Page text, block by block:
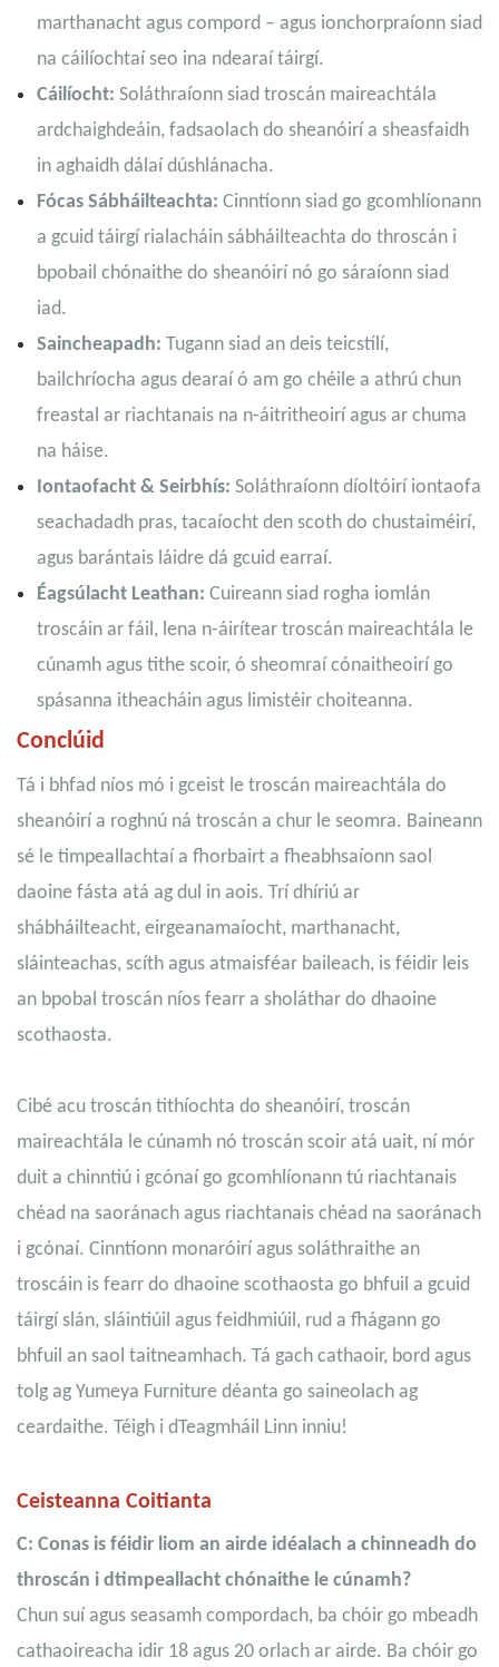
marthanacht agus compord – agus ionchorpraíonn siad
na cáilíochtaí seo ina ndearaí táirgí.
Cáilíocht: Soláthraíonn siad troscán maireachtála
ardchaighdeáin, fadsaolach do sheanóirí a sheasfaidh
in aghaidh dálaí dúshlánacha.
Fócas Sábháilteachta: Cinntíonn siad go gcomhlíonann
a gcuid táirgí rialacháin sábháilteachta do throscán i
bpobail chónaithe do sheanóirí nó go sáraíonn siad
iad.
Saincheapadh: Tugann siad an deis teicstílí,
bailchríocha agus dearaí ó am go chéile a athrú chun
freastal ar riachtanais na n-áitritheoirí agus ar chuma
na háise.
Iontaofacht & Seirbhís: Soláthraíonn díoltóirí iontaofa
seachadadh pras, tacaíocht den scoth do chustaiméirí,
agus barántais láidre dá gcuid earraí.
Éagsúlacht Leathan: Cuireann siad rogha iomlán
troscáin ar fáil, lena n-áirítear troscán maireachtála le
cúnamh agus tithe scoir, ó sheomraí cónaitheoirí go
spásanna itheacháin agus limistéir choiteanna.
Conclúid
Tá i bhfad níos mó i gceist le troscán maireachtála do
sheanóirí a roghnú ná troscán a chur le seomra. Baineann
sé le timpeallachtaí a fhorbairt a fheabhsaíonn saol
daoine fásta atá ag dul in aois. Trí dhíriú ar
shábháilteacht, eirgeanamaíocht, marthanacht,
sláinteachas, scíth agus atmaisféar baileach, is féidir leis
an bpobal troscán níos fearr a sholáthar do dhaoine
scothaosta.
Cibé acu troscán tithíochta do sheanóirí, troscán
maireachtála le cúnamh nó troscán scoir atá uait, ní mór
duit a chinntiú i gcónaí go gcomhlíonann tú riachtanais
chéad na saoránach agus riachtanais chéad na saoránach
i gcónaí. Cinntíonn monaróirí agus soláthraithe an
troscáin is fearr do dhaoine scothaosta go bhfuil a gcuid
táirgí slán, sláintiúil agus feidhmiúil, rud a fhágann go
bhfuil an saol taitneamhach. Tá gach cathaoir, bord agus
tolg ag Yumeya Furniture déanta go saineolach ag
ceardaithe. Téigh i dTeagmháil Linn inniu!
Ceisteanna Coitianta
C: Conas is féidir liom an airde idéalach a chinneadh do
throscán i dtimpeallacht chónaithe le cúnamh?
Chun suí agus seasamh compordach, ba chóir go mbeadh
cathaoireacha idir 18 agus 20 orlach ar airde. Ba chóir go